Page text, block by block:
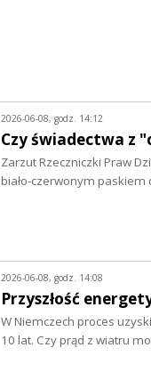
2026-06-08, godz. 14:12
Czy świadectwa z
Zarzut Rzeczniczki Praw
biało-czerwonym
2026-06-08, godz. 14:08
Przyszłość
W Niemczech proces
10 lat. Czy prąd z wiatru